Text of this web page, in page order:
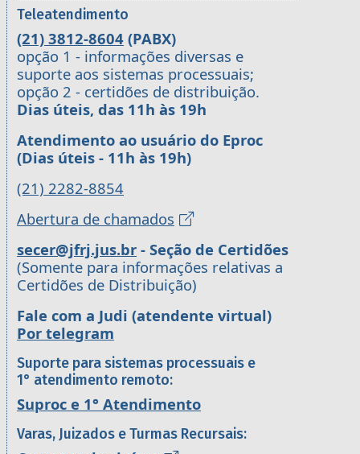
Teleatendimento
(21) 3812-8604 (PABX)
opção 1 - informações diversas e
suporte aos sistemas processuais;
opção 2 - certidões de distribuição.
Dias úteis, das 11h às 19h
Atendimento ao usuário do Eproc
(Dias úteis - 11h às 19h)
(21) 2282-8854
Abertura de chamados
secer@jfrj.jus.br - Seção de Certidões
(Somente para informações relativas a
Certidões de Distribuição)
Fale com a Judi (atendente virtual)
Por telegram
Suporte para sistemas processuais e
1° atendimento remoto:
Suproc e 1° Atendimento
Varas, Juizados e Turmas Recursais: